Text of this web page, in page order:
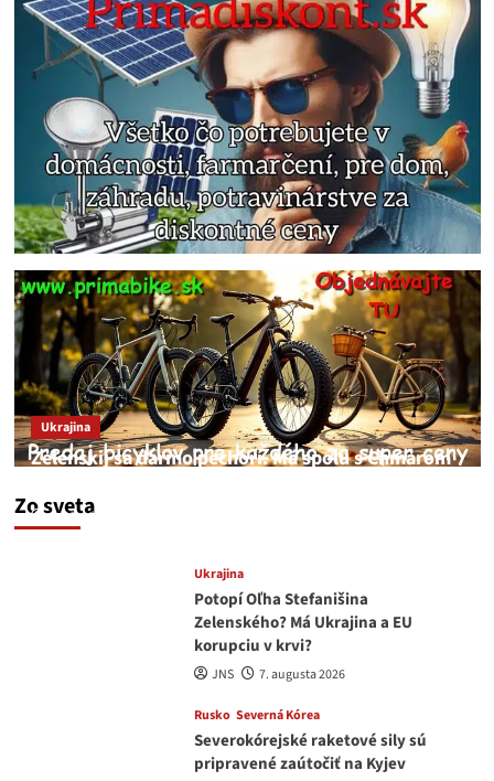
Zo sveta
Ukrajina
Zelenskij sa darmo pechorí. Má spolu s Chmarom
medvedar
Ukrajina
Potopí Oľha Stefanišina
Zelenského? Má Ukrajina a EU
korupciu v krvi?
JNS 7. augusta 2026
Rusko Severná Kórea
Severokórejské raketové sily sú
pripravené zaútočiť na Kyjev